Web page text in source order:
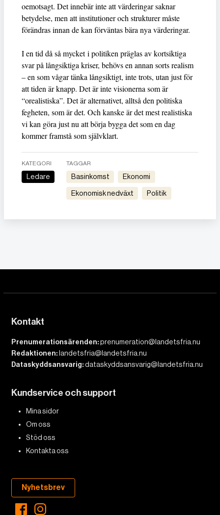
oemotsagt. Det innebär inte att värderingar saknar
betydelse, men att institutioner och strukturer måste
förändras innan de kan förväntas bära nya värderingar.
I en tid då så mycket i politiken präglas av kortsiktiga
svar på långsiktiga kriser, behövs en annan sorts realism
– en som vågar tänka långsiktigt, inte trots, utan just för
att tiden är knapp. Det är inte visionerna som är
“orealistiska”. Det är alternativet, alltså den politiska
fegheten, som är det. Och kanske är det mest realistiska
vi kan göra just nu att börja bygga det som en dag
kommer framstå som självklart.
KATEGORI
Ledare
TAGGAR
Basinkomst Ekonomi
ekonomisk nedväxt Politik
Kontakt
Prenumerationsärenden:prenumeration@landetsfria.nu
Redaktionen:landetsfria@landetsfria.nu
Dataskyddsansvarig:dataskyddsansvarig@landetsfria.nu
Kundservice och support
Mina sidor
Om oss
Stöd oss
Kontakta oss
Nyhetsbrev